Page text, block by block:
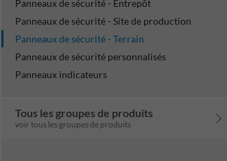
Panneaux de sécurité - Entrepôt
Panneaux de sécurité - Site de production
Panneaux de sécurité - Terrain
Panneaux de sécurité personnalisés
Panneaux indicateurs
Tous les groupes de produits
voir tous les groupes de produits